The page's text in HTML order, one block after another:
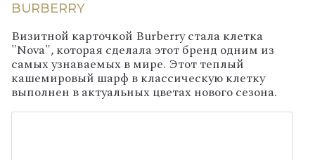
BURBERRY
Визитной карточкой Burberry стала клетка
"Nova", которая сделала этот бренд одним из
самых узнаваемых в мире. Этот теплый
кашемировый шарф в классическую клетку
выполнен в актуальных цветах нового сезона.